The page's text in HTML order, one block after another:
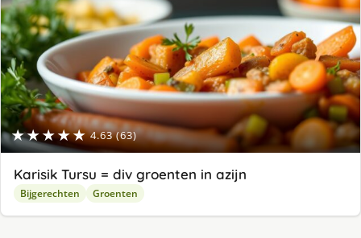
★★★★★ 4.63 (63)
Karisik Tursu = div groenten in azijn
Bijgerechten Groenten